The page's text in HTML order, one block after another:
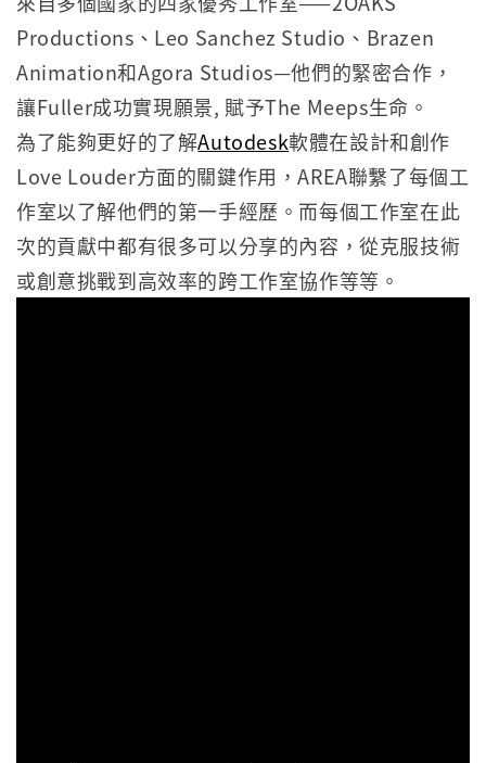
Productions、Leo Sanchez Studio、Brazen
Animation和Agora Studios—他們的緊密合作，
讓Fuller成功實現願景, 賦予The Meeps生命。
為了能夠更好的了解Autodesk軟體在設計和創作
Love Louder方面的關鍵作用，AREA聯繫了每個工
作室以了解他們的第一手經歷。而每個工作室在此
次的貢獻中都有很多可以分享的內容，從克服技術
或創意挑戰到高效率的跨工作室協作等等。